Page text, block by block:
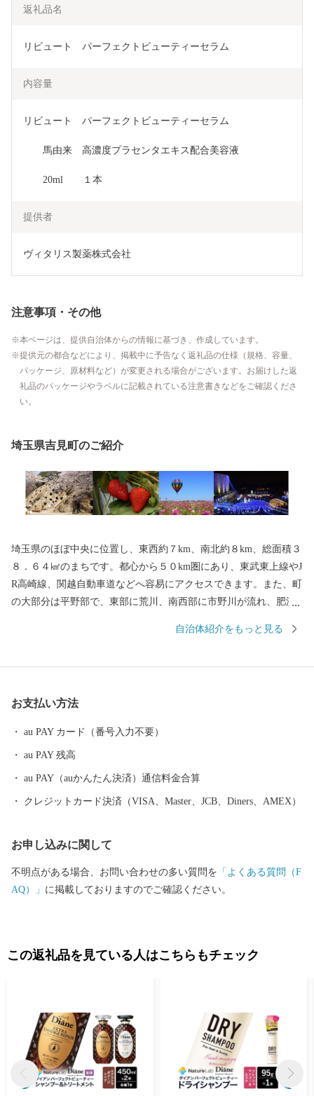
返礼品名
リビュート　パーフェクトビューティーセラム
内容量
リビュート　パーフェクトビューティーセラム
馬由来　高濃度プラセンタエキス配合美容液
20ml　　１本
提供者
ヴィタリス製薬株式会社
注意事項・その他
本ページは、提供自治体からの情報に基づき、作成しています。
提供元の都合などにより、掲載中に予告なく返礼品の仕様（規格、容量、
パッケージ、原材料など）が変更される場合がございます。お届けした返
礼品のパッケージやラベルに記載されている注意書きなどをご確認くださ
い。
埼玉県吉見町のご紹介
埼玉県のほぼ中央に位置し、東西約７km、南北約８km、総面積３
８．６４㎢のまちです。都心から５０km圏にあり、東武東上線やJ
R高崎線、関越自動車道などへ容易にアクセスできます。また、町
の大部分は平野部で、東部に荒川、南西部に市野川が流れ、肥沃
公園に指定されており、吉見百穴や八丁湖周辺に散在する黒岩横
除を受けることができます。
自治体紹介をもっと見る
お支払い方法
au PAY カード（番号入力不要）
au PAY 残高
au PAY（auかんたん決済）通信料金合算
クレジットカード決済（VISA、Master、JCB、Diners、AMEX）
お申し込みに関して
不明点がある場合、お問い合わせの多い質問を 「よくある質問（F
AQ）」 に掲載しておりますのでご確認ください。
この返礼品を見ている人はこちらもチェック